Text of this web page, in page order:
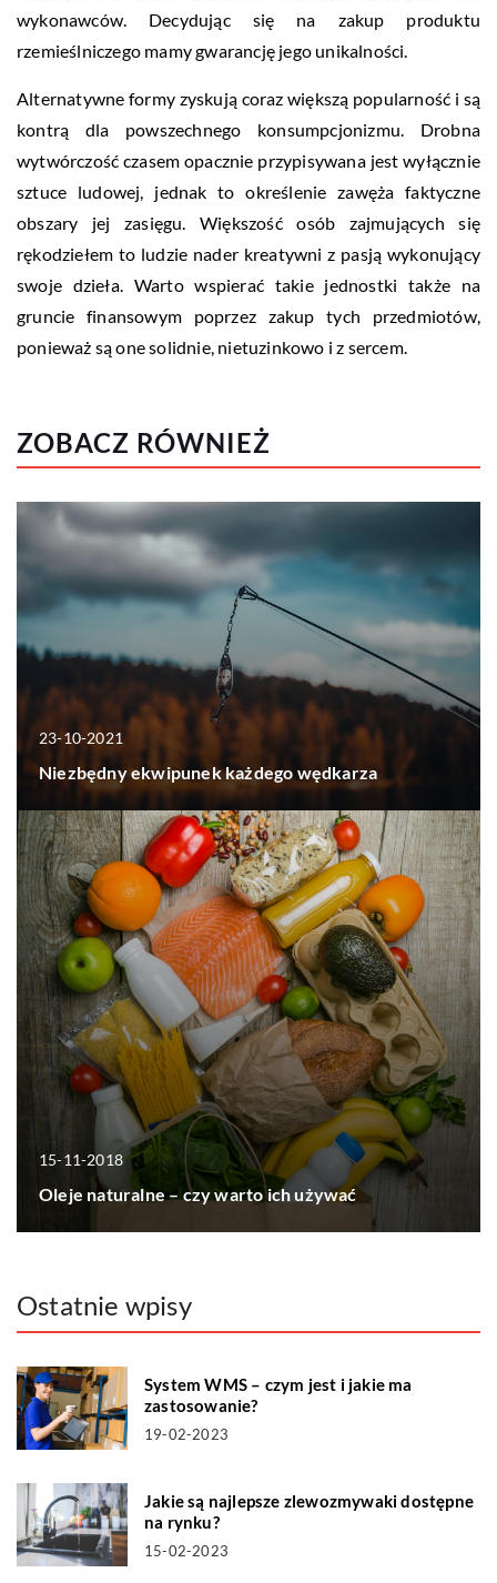
wykonawców. Decydując się na zakup produktu
rzemieślniczego mamy gwarancję jego unikalności.
Alternatywne formy zyskują coraz większą popularność i są
kontrą dla powszechnego konsumpcjonizmu. Drobna
wytwórczość czasem opacznie przypisywana jest wyłącznie
sztuce ludowej, jednak to określenie zawęża faktyczne
obszary jej zasięgu. Większość osób zajmujących się
rękodziełem to ludzie nader kreatywni z pasją wykonujący
swoje dzieła. Warto wspierać takie jednostki także na
gruncie finansowym poprzez zakup tych przedmiotów,
ponieważ są one solidnie, nietuzinkowo i z sercem.
ZOBACZ RÓWNIEŻ
23-10-2021
Niezbędny ekwipunek każdego wędkarza
15-11-2018
Oleje naturalne – czy warto ich używać
Ostatnie wpisy
System WMS – czym jest i jakie ma
zastosowanie?
19-02-2023
Jakie są najlepsze zlewozmywaki dostępne
na rynku?
15-02-2023